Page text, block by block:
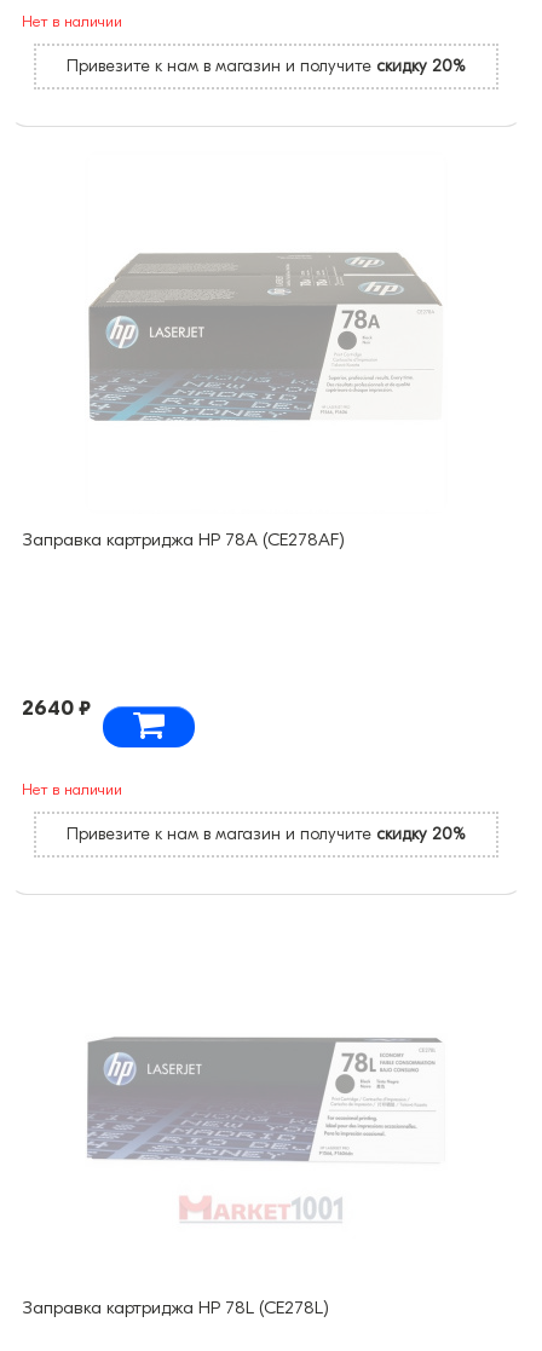
Нет в наличии
Привезите к нам в магазин и получите скидку 20%
Заправка картриджа HP 78A (CE278AF)
2640 ₽
Нет в наличии
Привезите к нам в магазин и получите скидку 20%
Заправка картриджа HP 78L (CE278L)